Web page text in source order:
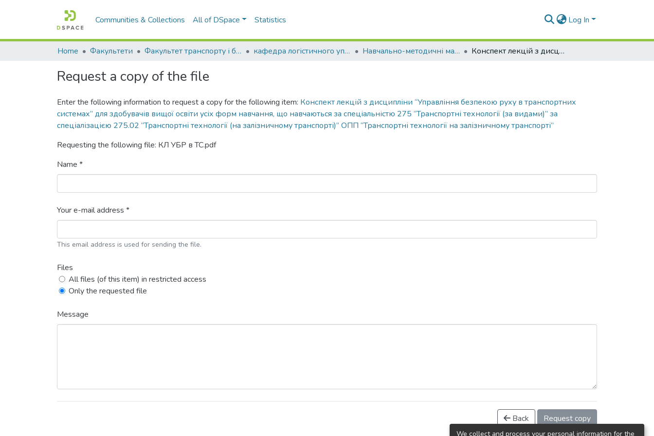
Communities & Collections All of DSpace Statistics Log In
Home Факультети Факультет транспорту і будівництва кафедра логістичного управління та безпеки руху на транспорті Навчально-методичні матеріали (КЛУБРТ) Конспект лекцій з дисципліни “Управління безпекою руху в транспортних системах” для здобувачів вищої освіти усіх форм навчання, що навчаються за спеціальністю 275 “Транспортні технології (за видами)” за спеціалізацією 275.02 “Транспортні технології (на залізничному транспорті)” ОПП “Транспортні технології на залізничному транспорті”
Request a copy of the file
Enter the following information to request a copy for the following item: Конспект лекцій з дисципліни “Управління безпекою руху в транспортних
системах” для здобувачів вищої освіти усіх форм навчання, що навчаються за спеціальністю 275 “Транспортні технології (за видами)” за
спеціалізацією 275.02 “Транспортні технології (на залізничному транспорті)” ОПП “Транспортні технології на залізничному транспорті”
Requesting the following file: КЛ УБР в ТС.pdf
Name *
Your e-mail address *
This email address is used for sending the file.
Files
All files (of this item) in restricted access
Only the requested file
Message
Back Request copy
We collect and process your personal information for the